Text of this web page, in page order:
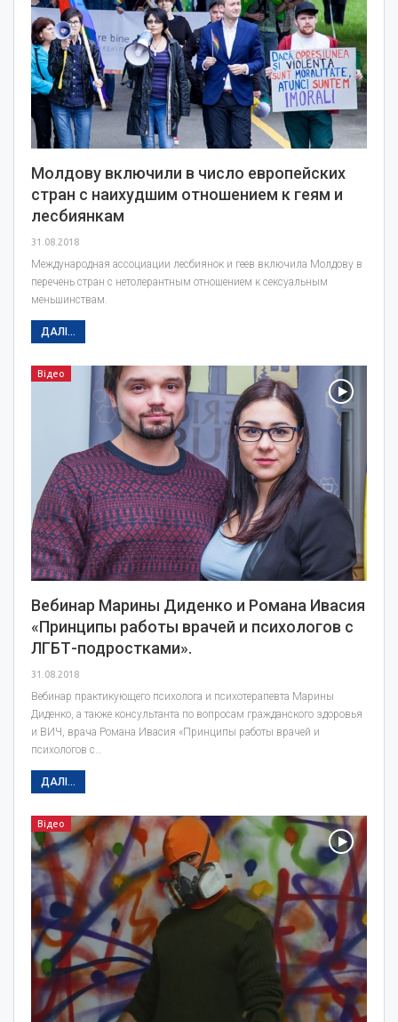
Молдову включили в число европейских
стран с наихудшим отношением к геям и
лесбиянкам
31.08.2018
Международная ассоциации лесбиянок и геев включила Молдову в
перечень стран с нетолерантным отношением к сексуальным
меньшинствам.
ДАЛІ...
Відео
Вебинар Марины Диденко и Романа Ивасия
«Принципы работы врачей и психологов с
ЛГБТ-подростками».
31.08.2018
Вебинар практикующего психолога и психотерапевта Марины
Диденко, а также консультанта по вопросам гражданского здоровья
и ВИЧ, врача Романа Ивасия «Принципы работы врачей и
психологов с…
ДАЛІ...
Відео